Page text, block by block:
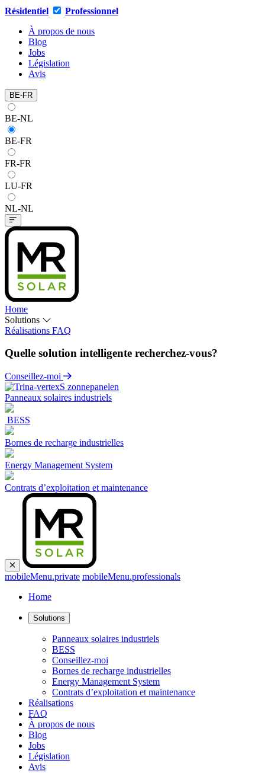
Résidentiel
Professionnel
À propos de nous
Blog
Jobs
Législation
Avis
BE-FR
BE-NL
BE-FR
FR-FR
LU-FR
NL-NL
Home
Solutions
Réalisations FAQ
Quelle solution intelligente recherchez-vous?
Conseillez-moi
Panneaux solaires industriels
BESS
Bornes de recharge industrielles
Energy Management System
Contrats d’exploitation et maintenance
mobileMenu.private mobileMenu.professionals
Home
Solutions
Panneaux solaires industriels
BESS
Conseillez-moi
Bornes de recharge industrielles
Energy Management System
Contrats d’exploitation et maintenance
Réalisations
FAQ
À propos de nous
Blog
Jobs
Législation
Avis